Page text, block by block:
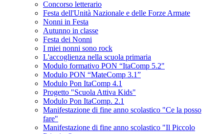
Concorso letterario
Festa dell'Unità Nazionale e delle Forze Armate
Nonni in Festa
Autunno in classe
Festa dei Nonni
I miei nonni sono rock
L'accoglienza nella scuola primaria
Modulo formativo PON “ItaComp 5.2"
Modulo PON “MateComp 3.1”
Modulo Pon ItaComp 4.1
Progetto "Scuola Attiva Kids"
Modulo Pon ItaComp. 2.1
Manifestazione di fine anno scolastico "Ce la posso
fare"
Manifestazione di fine anno scolastico "Il Piccolo